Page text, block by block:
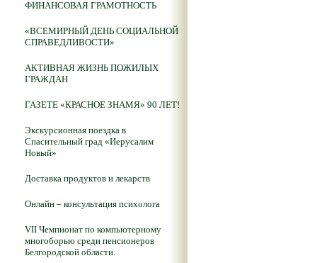
ФИНАНСОВАЯ ГРАМОТНОСТЬ
«ВСЕМИРНЫЙ ДЕНЬ СОЦИАЛЬНОЙ
СПРАВЕДЛИВОСТИ»
АКТИВНАЯ ЖИЗНЬ ПОЖИЛЫХ
ГРАЖДАН
ГАЗЕТЕ «КРАСНОЕ ЗНАМЯ» 90 ЛЕТ!
Экскурсионная поездка в
Спасительный град «Иерусалим
Новый»
Доставка продуктов и лекарств
Онлайн – консультация психолога
VII Чемпионат по компьютерному
многоборью среди пенсионеров
Белгородской области.